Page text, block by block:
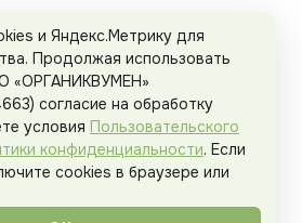
Политика конфиденциальности
соглашение
. Все права защищены.
и Яндекс.Метрику для
Продолжая использовать
«ОРГАНИКВУМЕН»
согласие на обработку
условия Пользовательского
конфиденциальности. Если
cookies в браузере или